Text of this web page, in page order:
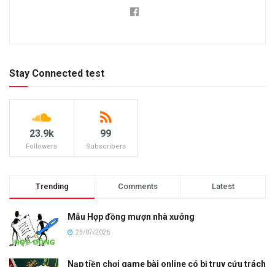
Stay Connected test
23.9k
Followers
99
Subscribers
Trending Comments Latest
Mẫu Hợp đồng mượn nhà xưởng
23/07/2026
Nạp tiền chơi game bài online có bị truy cứu trách